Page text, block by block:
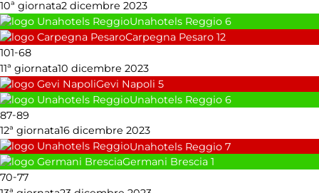
10ª giornata2 dicembre 2023
Unahotels Reggio 6
Carpegna Pesaro 12
101-68
11ª giornata10 dicembre 2023
Gevi Napoli 5
Unahotels Reggio 6
87-89
12ª giornata16 dicembre 2023
Unahotels Reggio 7
Germani Brescia 1
70-77